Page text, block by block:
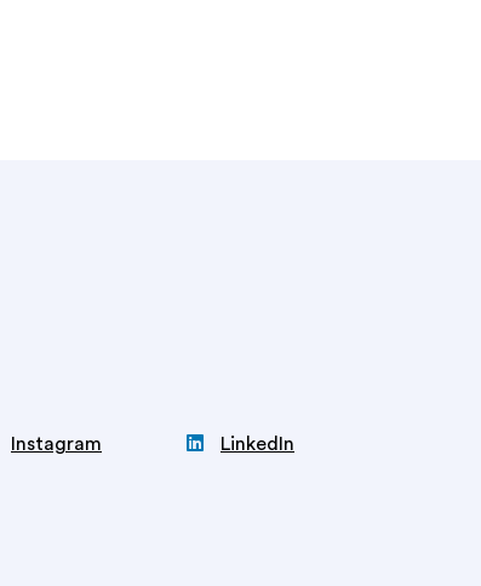
Instagram  LinkedIn